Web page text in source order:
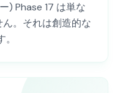
) Phase 17 は単な
。それは創造的な